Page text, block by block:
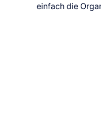
einfach die